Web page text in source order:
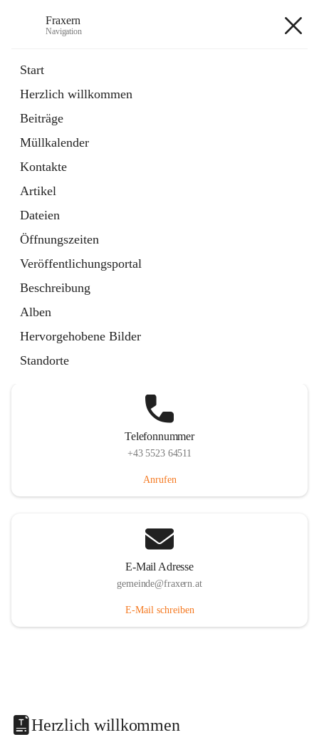
Fraxern
Navigation
Start
Herzlich willkommen
Beiträge
Müllkalender
Kontakte
Artikel
Dateien
Öffnungszeiten
Veröffentlichungsportal
Beschreibung
Alben
Hervorgehobene Bilder
Standorte
Ordner
in
Tab
Formulare
Artikel
öffnet
in
neuem
Tab
Telefonnummer
+43 5523 64511
Anrufen
E-Mail Adresse
gemeinde@fraxern.at
E-Mail schreiben
Herzlich willkommen